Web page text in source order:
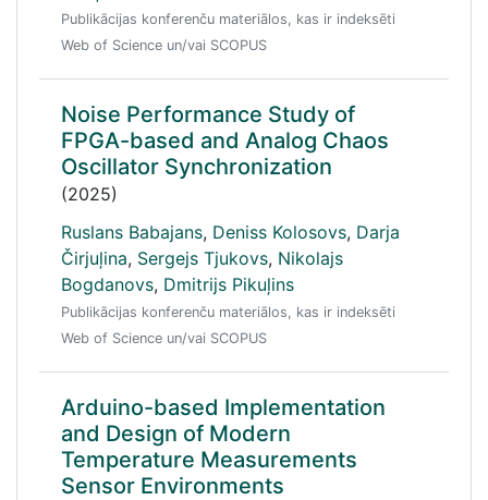
Publikācijas konferenču materiālos, kas ir indeksēti
Web of Science un/vai SCOPUS
Noise Performance Study of
FPGA-based and Analog Chaos
Oscillator Synchronization
(2025)
Ruslans Babajans, Deniss Kolosovs, Darja
Čirjuļina, Sergejs Tjukovs, Nikolajs
Bogdanovs, Dmitrijs Pikuļins
Publikācijas konferenču materiālos, kas ir indeksēti
Web of Science un/vai SCOPUS
Arduino-based Implementation
and Design of Modern
Temperature Measurements
Sensor Environments